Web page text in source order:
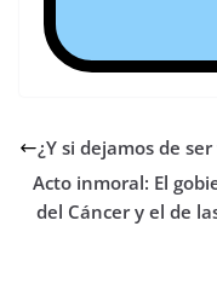
¿Y si dejamos de
Acto inmoral: El
del Cáncer y el de